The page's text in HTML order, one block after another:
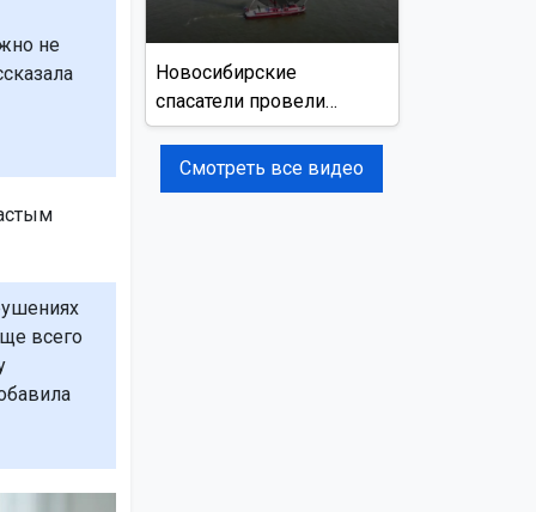
не
всего
Новосибирские
спасатели провели
учения на реке Обь
Смотреть все видео